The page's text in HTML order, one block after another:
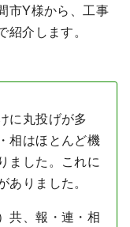
市Y様から、工事
介します。
に丸投げが多
相はほとんど機
ました。これに
りました。
共、報・連・相